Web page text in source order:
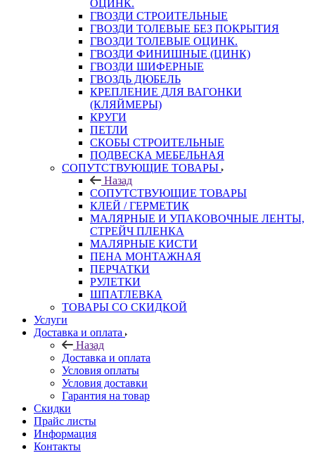
ОЦИНК.
ГВОЗДИ СТРОИТЕЛЬНЫЕ
ГВОЗДИ ТОЛЕВЫЕ БЕЗ ПОКРЫТИЯ
ГВОЗДИ ТОЛЕВЫЕ ОЦИНК.
ГВОЗДИ ФИНИШНЫЕ (ЦИНК)
ГВОЗДИ ШИФЕРНЫЕ
ГВОЗДЬ ДЮБЕЛЬ
КРЕПЛЕНИЕ ДЛЯ ВАГОНКИ
(КЛЯЙМЕРЫ)
КРУГИ
ПЕТЛИ
СКОБЫ СТРОИТЕЛЬНЫЕ
ПОДВЕСКА МЕБЕЛЬНАЯ
СОПУТСТВУЮЩИЕ ТОВАРЫ
Назад
СОПУТСТВУЮЩИЕ ТОВАРЫ
КЛЕЙ / ГЕРМЕТИК
МАЛЯРНЫЕ И УПАКОВОЧНЫЕ ЛЕНТЫ,
СТРЕЙЧ ПЛЕНКА
МАЛЯРНЫЕ КИСТИ
ПЕНА МОНТАЖНАЯ
ПЕРЧАТКИ
РУЛЕТКИ
ШПАТЛЕВКА
ТОВАРЫ СО СКИДКОЙ
Услуги
Доставка и оплата
Назад
Доставка и оплата
Условия оплаты
Условия доставки
Гарантия на товар
Скидки
Прайс листы
Информация
Контакты